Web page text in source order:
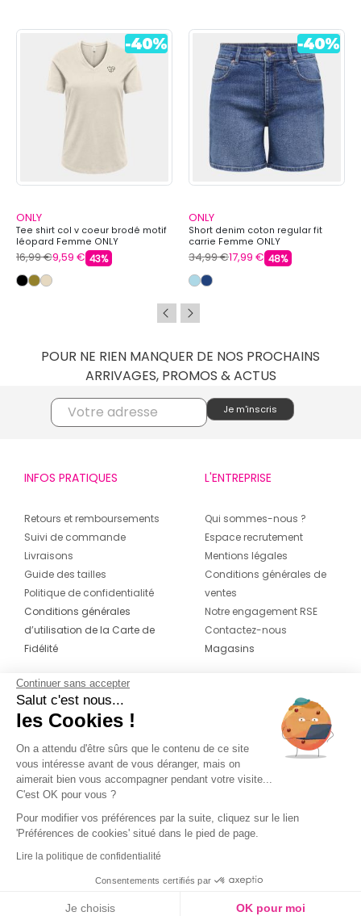
ONLY
Tee shirt col v coeur brodé motif
léopard Femme ONLY
16,99 €9,59 € 43%
ONLY
Short denim coton regular fit
carrie Femme ONLY
34,99 €17,99 € 48%
POUR NE RIEN MANQUER DE NOS PROCHAINS
ARRIVAGES, PROMOS & ACTUS
INFOS PRATIQUES
Retours et remboursements
Suivi de commande
Livraisons
Guide des tailles
Politique de confidentialité
Conditions générales
d’utilisation de la Carte de
Fidélité
L'ENTREPRISE
Qui sommes-nous ?
Espace recrutement
Mentions légales
Conditions générales de
ventes
Notre engagement RSE
Contactez-nous
Magasins
CONTACT
04 42 20 78 42
Du lundi au jeudi de 8h30 à 16h30 & le
vendredi de 8h30 à 15h30
Continuer sans accepter
Salut c'est nous...
les Cookies !
On a attendu d'être sûrs que le contenu de ce site
vous intéresse avant de vous déranger, mais on
aimerait bien vous accompagner pendant votre visite...
C'est OK pour vous ?
Pour modifier vos préférences par la suite, cliquez sur le lien
'Préférences de cookies' situé dans le pied de page.
Lire la politique de confidentialité
Consentements certifiés par
Je choisis OK pour moi